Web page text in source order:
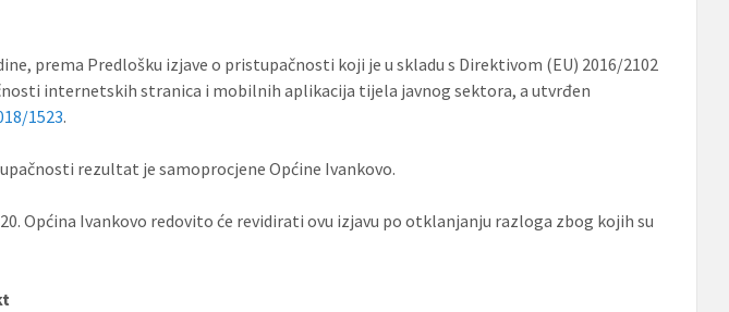
prema Predlošku izjave o pristupačnosti koji je u skladu s Direktivom (EU) 2016/2102
internetskih stranica i mobilnih aplikacija tijela javnog sektora, a utvrđen
1523.
rezultat je samoprocjene Općine Ivankovo.
Općina Ivankovo redovito će revidirati ovu izjavu po otklanjanju razloga zbog kojih su